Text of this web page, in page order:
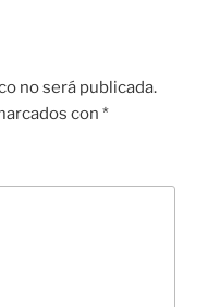
no será publicada.
con *